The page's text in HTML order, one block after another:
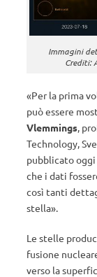
Immagini
Crediti:
«Per la prima
può essere
Vlemmings,
Technology,
pubblicato oggi
che i dati
così tanti
stella».
Le stelle
fusione
verso la